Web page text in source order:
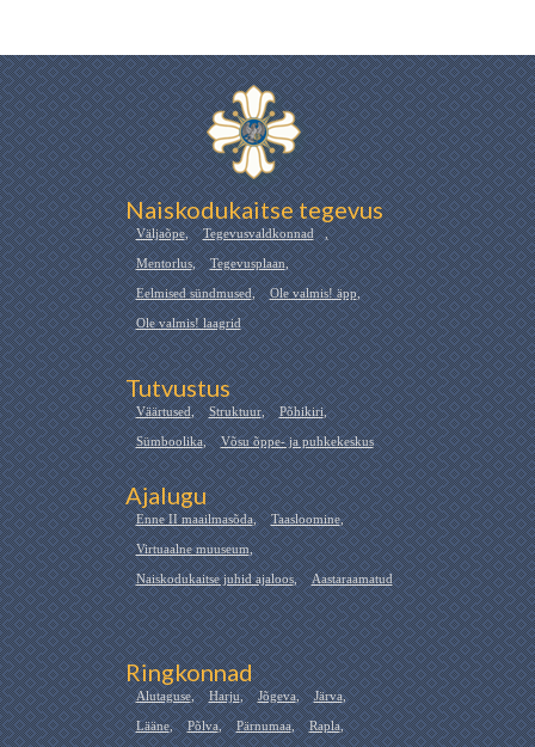
Naiskodukaitse tegevus
Väljaõpe, Tegevusvaldkonnad ,
Mentorlus, Tegevusplaan,
Eelmised sündmused, Ole valmis! äpp,
Ole valmis! laagrid
Tutvustus
Väärtused, Struktuur, Põhikiri,
Sümboolika, Võsu õppe- ja puhkekeskus
Ajalugu
Enne II maailmasõda, Taasloomine,
Virtuaalne muuseum,
Naiskodukaitse juhid ajaloos, Aastaraamatud
Ringkonnad
Alutaguse, Harju, Jõgeva, Järva,
Lääne, Põlva, Pärnumaa, Rapla,